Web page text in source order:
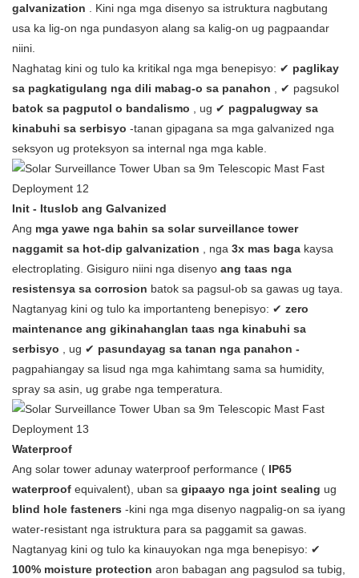
galvanization . Kini nga mga disenyo sa istruktura nagbutang
usa ka lig-on nga pundasyon alang sa kalig-on ug pagpaandar
niini.
Naghatag kini og tulo ka kritikal nga mga benepisyo: ✔ paglikay
sa pagkatigulang nga dili mabag-o sa panahon , ✔ pagsukol
batok sa pagputol o bandalismo , ug ✔ pagpalugway sa
kinabuhi sa serbisyo -tanan gipagana sa mga galvanized nga
seksyon ug proteksyon sa internal nga mga kable.
Init - Ituslob ang Galvanized
Ang mga yawe nga bahin sa solar surveillance tower
naggamit sa hot-dip galvanization , nga 3x mas baga kaysa
electroplating. Gisiguro niini nga disenyo ang taas nga
resistensya sa corrosion batok sa pagsul-ob sa gawas ug taya.
Nagtanyag kini og tulo ka importanteng benepisyo: ✔ zero
maintenance ang gikinahanglan taas nga kinabuhi sa
serbisyo , ug ✔ pasundayag sa tanan nga panahon -
pagpahiangay sa lisud nga mga kahimtang sama sa humidity,
spray sa asin, ug grabe nga temperatura.
Waterproof
Ang solar tower adunay waterproof performance ( IP65
waterproof equivalent), uban sa gipaayo nga joint sealing ug
blind hole fasteners -kini nga mga disenyo nagpalig-on sa iyang
water-resistant nga istruktura para sa paggamit sa gawas.
Nagtanyag kini og tulo ka kinauyokan nga mga benepisyo: ✔
100% moisture protection aron babagan ang pagsulod sa tubig,